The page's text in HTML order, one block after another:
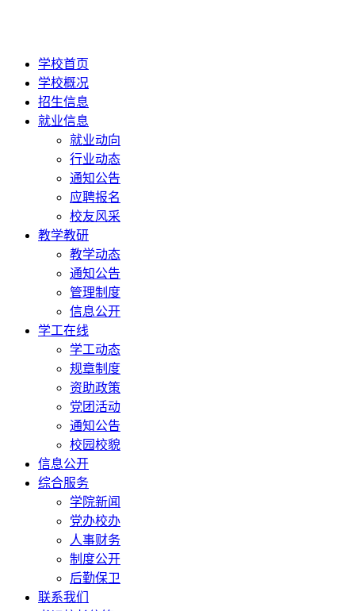
学校首页
学校概况
招生信息
就业信息
就业动向
行业动态
通知公告
应聘报名
校友风采
教学教研
教学动态
通知公告
管理制度
信息公开
学工在线
学工动态
规章制度
资助政策
党团活动
通知公告
校园校貌
信息公开
综合服务
学院新闻
党办校办
人事财务
制度公开
后勤保卫
联系我们